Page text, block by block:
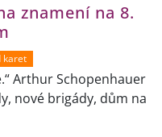
znamení na 8.
karet
Arthur Schopenhauer
nové brigády, dům na